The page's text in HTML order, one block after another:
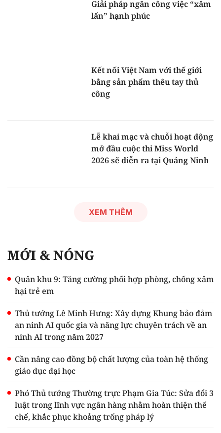
Giải pháp ngăn công việc “xâm
lấn” hạnh phúc
Kết nối Việt Nam với thế giới
bằng sản phẩm thêu tay thủ
công
Lễ khai mạc và chuỗi hoạt động
mở đầu cuộc thi Miss World
2026 sẽ diễn ra tại Quảng Ninh
XEM THÊM
MỚI & NÓNG
Quân khu 9: Tăng cường phối hợp phòng, chống xâm
hại trẻ em
Thủ tướng Lê Minh Hưng: Xây dựng Khung bảo đảm
an ninh AI quốc gia và năng lực chuyên trách về an
ninh AI trong năm 2027
Cần nâng cao đồng bộ chất lượng của toàn hệ thống
giáo dục đại học
Phó Thủ tướng Thường trực Phạm Gia Túc: Sửa đổi 3
luật trong lĩnh vực ngân hàng nhằm hoàn thiện thể
chế, khắc phục khoảng trống pháp lý